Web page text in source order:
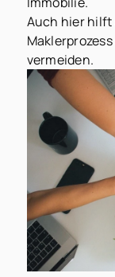
Auch hier
vermeiden.